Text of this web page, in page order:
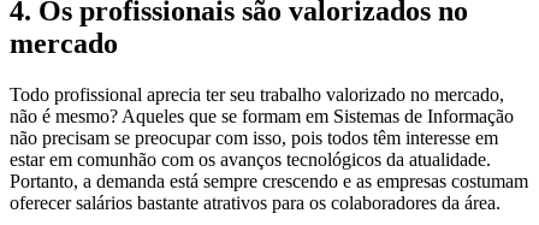
4. Os profissionais são valorizados no
mercado
Todo profissional aprecia ter seu trabalho valorizado no mercado,
não é mesmo? Aqueles que se formam em Sistemas de Informação
não precisam se preocupar com isso, pois todos têm interesse em
estar em comunhão com os avanços tecnológicos da atualidade.
Portanto, a demanda está sempre crescendo e as empresas costumam
oferecer salários bastante atrativos para os colaboradores da área.